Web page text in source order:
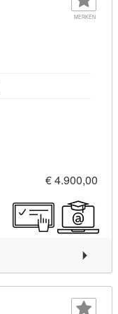
MERKEN
€ 4.900,00